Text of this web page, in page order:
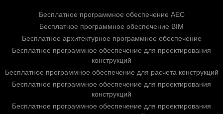
Бесплатное программное обеспечение AEC
Бесплатное программное обеспечение BIM
Бесплатное архитектурное программное обеспечение
Бесплатное программное обеспечение для проектирования
конструкций
Бесплатное программное обеспечение для расчета конструкций
Бесплатное программное обеспечение для проектирования
конструкций
Бесплатное программное обеспечение для проектирования